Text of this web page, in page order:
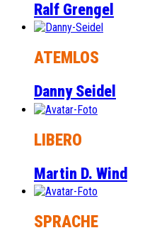
Ralf Grengel
ATEMLOS
Danny Seidel
LIBERO
Martin D. Wind
SPRACHE